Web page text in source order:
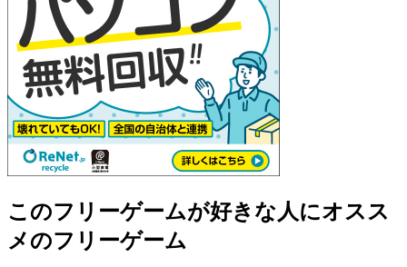
このフリーゲームが好きな人にオスス
メのフリーゲーム